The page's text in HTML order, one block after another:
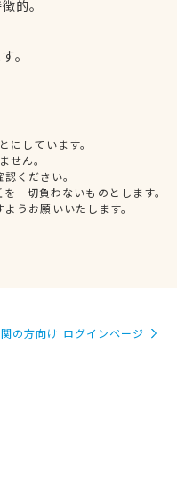
的。
。
しています。
せん。
ください。
一切負わないものとします。
うお願いいたします。
の方向け ログインページ